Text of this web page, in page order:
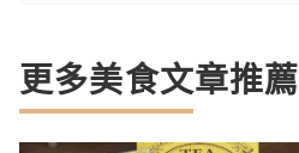
更多美食文章推薦